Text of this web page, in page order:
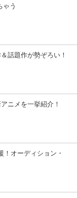
ゃう
話題作が勢ぞろい！
ニメを一挙紹介！
！オーディション・